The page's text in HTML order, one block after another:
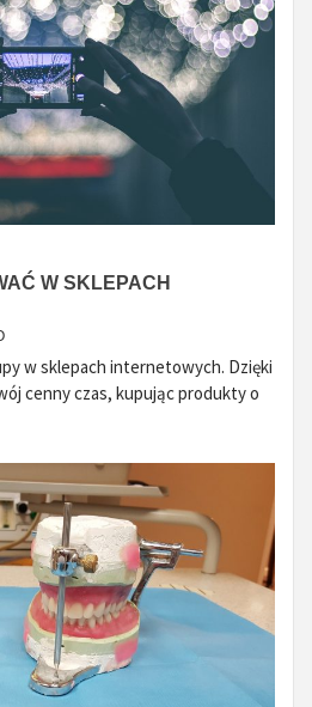
W SKLEPACH
w sklepach internetowych. Dzięki
cenny czas, kupując produkty o